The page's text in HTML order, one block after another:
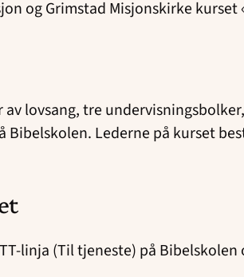
og Grimstad Misjonskirke
lovsang, tre
Lederne på kurset
linja (Til tjeneste) på Bibelskolen